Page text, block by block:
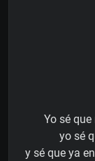
Yo sé
yo sé
y sé que ya